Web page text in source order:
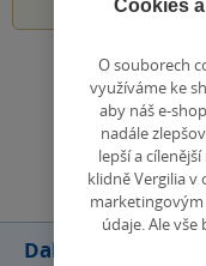
Další knihy autora
Cookies
O souborech
využíváme ke
aby náš e-
nadále
lepší a
klidně Vergilia v
údaje. Ale vše